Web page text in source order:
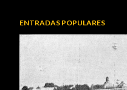
ENTRADAS POPULARES